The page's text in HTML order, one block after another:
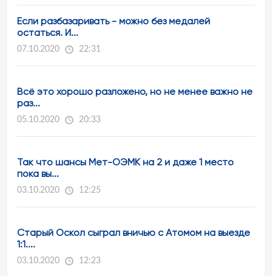
Если разбазаривать - можно без медалей
остаться. И...
07.10.2020 22:31
Всё это хорошо разложено, но не менее важно не
раз...
05.10.2020 20:33
Так что шансы Мет-ОЭМК на 2 и даже 1 место
пока вы...
03.10.2020 12:25
Старый Оскол сыграл вничью с Атомом на выезде
1:1....
03.10.2020 12:23